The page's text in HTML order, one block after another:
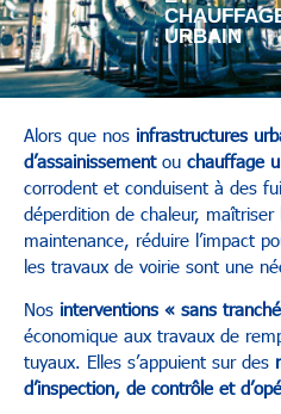
URBAIN
Alors que nos infrastructures
d’assainissement ou chauffage
corrodent et conduisent à des
déperdition de chaleur,
maintenance, réduire l’impact
les travaux de voirie sont une
Nos interventions « sans
économique aux travaux de
tuyaux. Elles s’appuient sur des
d’inspection, de contrôle et